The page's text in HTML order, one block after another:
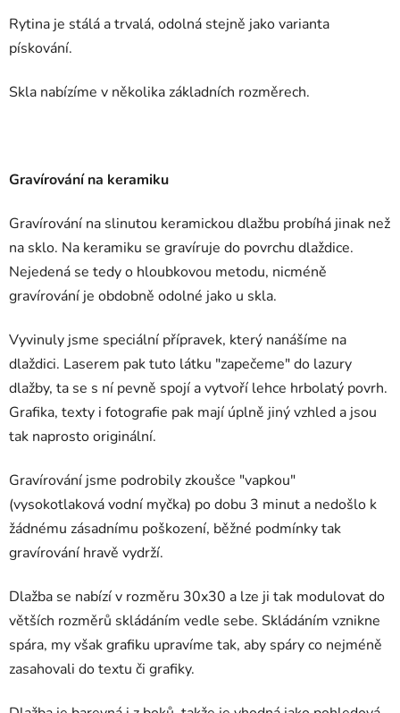
Rytina je stálá a trvalá, odolná stejně jako varianta
pískování.
Skla nabízíme v několika základních rozměrech.
Gravírování na keramiku
Gravírování na slinutou keramickou dlažbu probíhá jinak než
na sklo. Na keramiku se gravíruje do povrchu dlaždice.
Nejedená se tedy o hloubkovou metodu, nicméně
gravírování je obdobně odolné jako u skla.
Vyvinuly jsme speciální přípravek, který nanášíme na
dlaždici. Laserem pak tuto látku "zapečeme" do lazury
dlažby, ta se s ní pevně spojí a vytvoří lehce hrbolatý povrh.
Grafika, texty i fotografie pak mají úplně jiný vzhled a jsou
tak naprosto originální.
Gravírování jsme podrobily zkoušce "vapkou"
(vysokotlaková vodní myčka) po dobu 3 minut a nedošlo k
žádnému zásadnímu poškození, běžné podmínky tak
gravírování hravě vydrží.
Dlažba se nabízí v rozměru 30x30 a lze ji tak modulovat do
větších rozměrů skládáním vedle sebe. Skládáním vznikne
spára, my však grafiku upravíme tak, aby spáry co nejméně
zasahovali do textu či grafiky.